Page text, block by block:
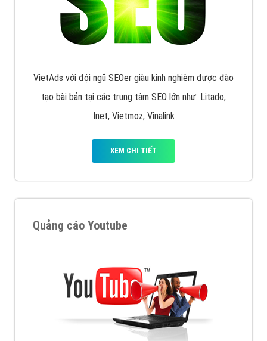
VietAds với đội ngũ SEOer giàu kinh nghiệm được đào
tạo bài bản tại các trung tâm SEO lớn như: Litado,
Inet, Vietmoz, Vinalink
XEM CHI TIẾT
Quảng cáo Youtube